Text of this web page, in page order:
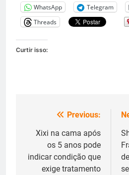
WhatsApp Telegram
Threads
Curtir isso:
Navegação
de
Post
Previous:
Xixi na cama após
os 5 anos pode
indicar condição que
exige tratamento